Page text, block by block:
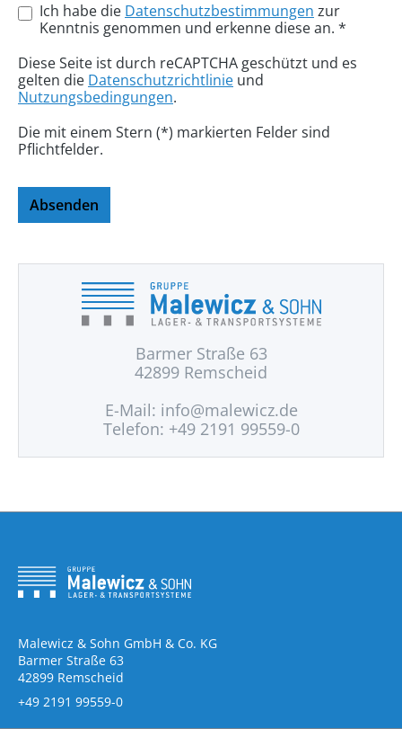
Ich habe die Datenschutzbestimmungen zur
Kenntnis genommen und erkenne diese an. *
Diese Seite ist durch reCAPTCHA geschützt und es
gelten die Datenschutzrichtlinie und
Nutzungsbedingungen.
Die mit einem Stern (*) markierten Felder sind
Pflichtfelder.
Absenden
Barmer Straße 63
42899 Remscheid
E-Mail: info@malewicz.de
Telefon: +49 2191 99559-0
Malewicz & Sohn GmbH & Co. KG
Barmer Straße 63
42899 Remscheid
+49 2191 99559-0